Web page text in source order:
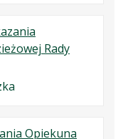
Rady
Opiekuna